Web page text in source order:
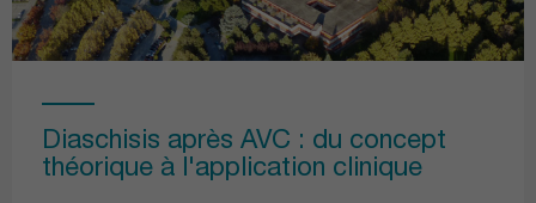
Diaschisis après AVC : du concept
théorique à l'application clinique